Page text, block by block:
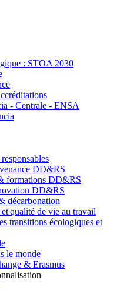
: STOA 2030
- Centrale - ENSA
DD&RS
formations DD&RS
DD&RS
décarbonation
qualité de vie au travail
transitions écologiques et
le monde
& Erasmus